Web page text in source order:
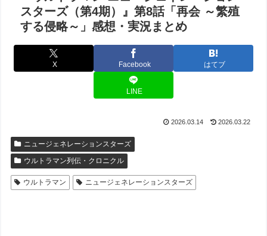
スターズ（第4期）』第8話「再会 ～繁殖
する侵略～」感想・実況まとめ
X Facebook はてブ
LINE
2026.03.14 2026.03.22
ニュージェネレーションスターズ
ウルトラマン列伝・クロニクル
ウルトラマン ニュージェネレーションスターズ